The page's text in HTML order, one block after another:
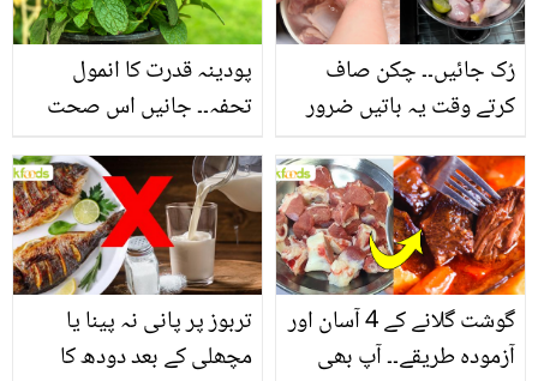
پودینہ قدرت کا انمول
تحفہ۔۔ جانیں اس صحت
انگیز طبی فوائد
رُک جائیں۔۔ چکن صاف
کرتے وقت یہ باتیں ضرور
تربوز پر پانی نہ پینا یا
مچھلی کے بعد دودھ کا
گوشت گلانے کے 4 آسان اور
آزمودہ طریقے۔۔ آپ بھی